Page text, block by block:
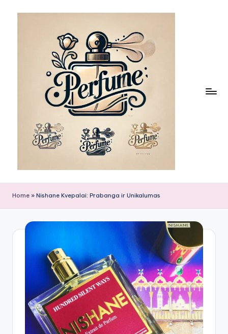
Home » Nishane Kvepalai: Prabanga ir Unikalumas